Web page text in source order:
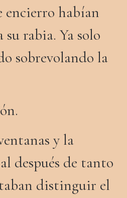
encierro habían
rabia. Ya solo
sobrevolando la
y la
después de tanto
distinguir el